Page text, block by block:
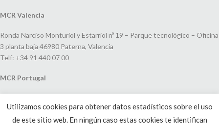
MCR Valencia
Ronda Narciso Monturiol y Estarriol nº 19 – Parque tecnológico – Oficina
3 planta baja 46980 Paterna, Valencia
Telf: +34 91 440 07 00
MCR Portugal
João V, 24
1250-091 Lisboa, Portugal
Utilizamos cookies para obtener datos estadísticos sobre el uso
de este sitio web. En ningún caso estas cookies te identifican